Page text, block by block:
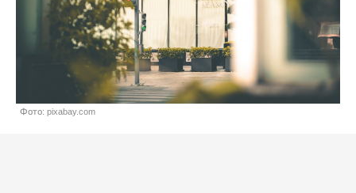
Фото: pixabay.com